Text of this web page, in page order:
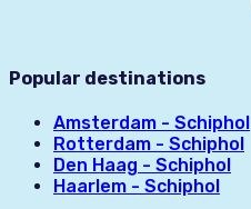
Popular destinations
Amsterdam - Schiphol
Rotterdam - Schiphol
Den Haag - Schiphol
Haarlem - Schiphol